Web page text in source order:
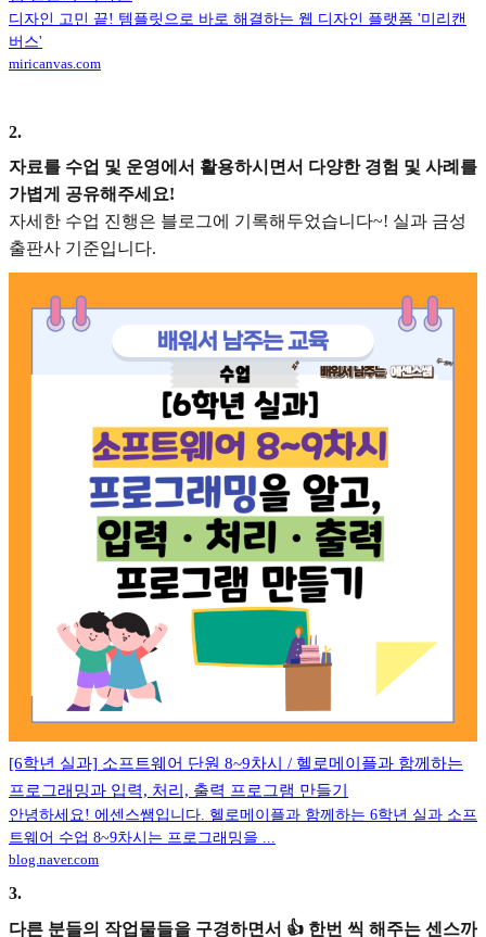
디자인 고민 끝! 템플릿으로 바로 해결하는 웹 디자인 플랫폼 '미리캔
버스'
miricanvas.com
2.
자료를 수업 및 운영에서 활용하시면서 다양한 경험 및 사례를
가볍게 공유해주세요!
자세한 수업 진행은 블로그에 기록해두었습니다~! 실과 금성
출판사 기준입니다.
[6학년 실과] 소프트웨어 단원 8~9차시 / 헬로메이플과 함께하는
프로그래밍과 입력, 처리, 출력 프로그램 만들기
안녕하세요! 에센스쌤입니다. 헬로메이플과 함께하는 6학년 실과 소프
트웨어 수업 8~9차시는 프로그래밍을 ...
blog.naver.com
3.
다른 분들의 작업물들을 구경하면서 👍 한번 씩 해주는 센스까